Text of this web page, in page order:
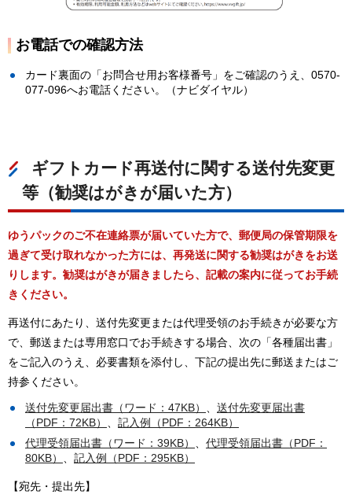
お電話での確認方法
カード裏面の「お問合せ用お客様番号」をご確認のうえ、0570-
077-096へお電話ください。（ナビダイヤル）
ギフトカード再送付に関する送付先変更
等（勧奨はがきが届いた方）
ゆうパックのご不在連絡票が届いていた方で、郵便局の保管期限を
過ぎて受け取れなかった方には、再発送に関する勧奨はがきをお送
りします。勧奨はがきが届きましたら、記載の案内に従ってお手続
きください。
再送付にあたり、送付先変更または代理受領のお手続きが必要な方
で、郵送または専用窓口でお手続きする場合、次の「各種届出書」
をご記入のうえ、必要書類を添付し、下記の提出先に郵送またはご
持参ください。
送付先変更届出書（ワード：47KB）
送付先変更届出書
（PDF：72KB）
記入例（PDF：264KB）
代理受領届出書（ワード：39KB）
代理受領届出書（PDF：
80KB）
記入例（PDF：295KB）
【宛先・提出先】